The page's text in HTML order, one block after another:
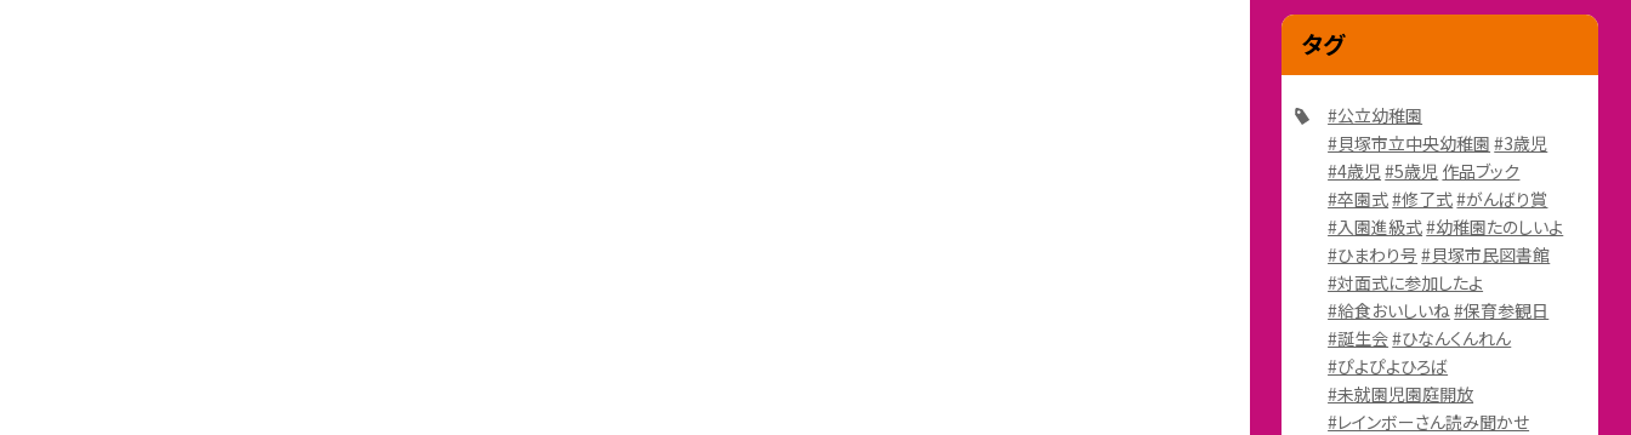
タグ
#公立幼稚園
#貝塚市立中央幼稚園 #3歳児
#4歳児#5歳児 作品ブック
#卒園式#修了式#がんばり賞
#入園進級式#幼稚園たのしいよ
#ひまわり号 #貝塚市民図書館
#対面式に参加したよ
#給食おいしいね#保育参観日
#誕生会#ひなんくんれん
#ぴよぴよひろば
#未就園児園庭開放
#レインボーさん読み聞かせ